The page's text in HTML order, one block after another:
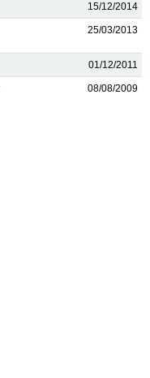
15/12/2014
25/03/2013
01/12/2011
08/08/2009